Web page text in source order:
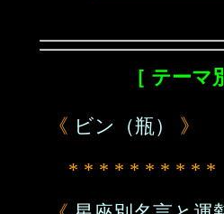
［ テーマ
《 ビン（瓶）
》
* * * * * * * * * *